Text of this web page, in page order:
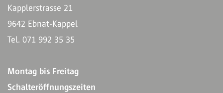
Kapplerstrasse 21
9642 Ebnat-Kappel
Tel. 071 992 35 35
Montag bis Freitag
Schalteröffnungszeiten